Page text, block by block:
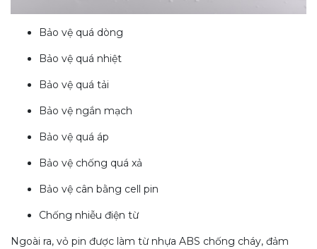
Bảo vệ quá dòng
Bảo vệ quá nhiệt
Bảo vệ quá tải
Bảo vệ ngắn mạch
Bảo vệ quá áp
Bảo vệ chống quá xả
Bảo vệ cân bằng cell pin
Chống nhiễu điện từ
Ngoài ra, vỏ pin được làm từ nhựa ABS chống cháy, đảm